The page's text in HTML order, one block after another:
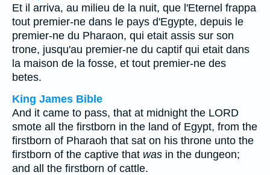
Et il arriva, au milieu de la nuit, que l'Eternel frappa
tout premier-ne dans le pays d'Egypte, depuis le
premier-ne du Pharaon, qui etait assis sur son
trone, jusqu'au premier-ne du captif qui etait dans
la maison de la fosse, et tout premier-ne des
betes.
King James Bible
And it came to pass, that at midnight the LORD
smote all the firstborn in the land of Egypt, from the
firstborn of Pharaoh that sat on his throne unto the
firstborn of the captive that was in the dungeon;
and all the firstborn of cattle.